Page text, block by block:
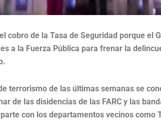
cobro de la Tasa de Seguridad porque el
a la Fuerza Pública para frenar la
terrorismo de las últimas semanas se
de las disidencias de las FARC y las
con los departamentos vecinos como